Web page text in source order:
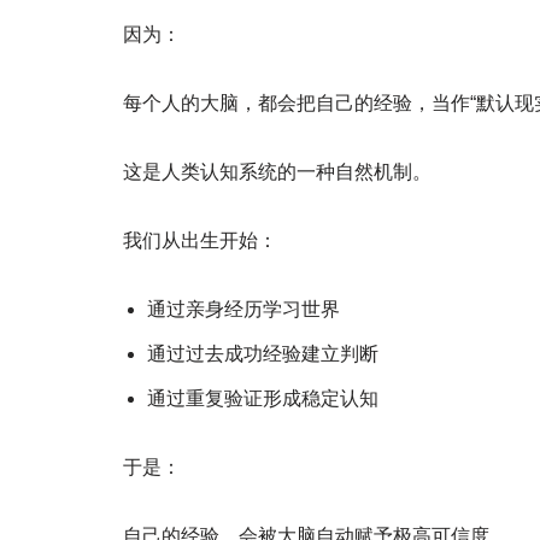
因为：
每个人的大脑，都会把自己的经验，当作“默认现
这是人类认知系统的一种自然机制。
我们从出生开始：
通过亲身经历学习世界
通过过去成功经验建立判断
通过重复验证形成稳定认知
于是：
自己的经验，会被大脑自动赋予极高可信度。